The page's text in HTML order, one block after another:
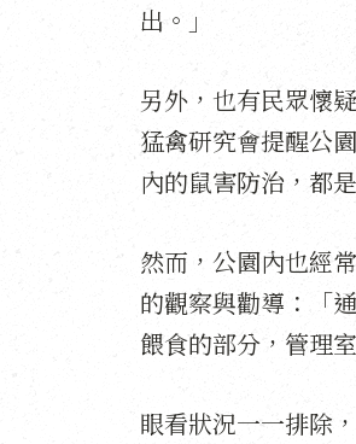
出。」
另外，也有民眾懷
猛禽研究會提醒公
內的鼠害防治，都
然而，公園內也經
的觀察與勸導：「
餵食的部分，管理
眼看狀況一一排除